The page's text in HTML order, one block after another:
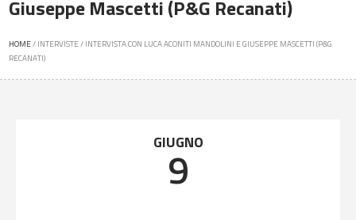
Giuseppe Mascetti (P&G Recanati)
HOME/ INTERVISTE/ INTERVISTA CON LUCA ACONITI MANDOLINI E GIUSEPPE MASCETTI (P&G
RECANATI)
GIUGNO
9